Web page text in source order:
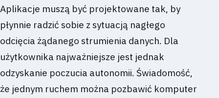
Aplikacje muszą być projektowane tak, by
płynnie radzić sobie z sytuacją nagłego
odcięcia żądanego strumienia danych. Dla
użytkownika najważniejsze jest jednak
odzyskanie poczucia autonomii. Świadomość,
że jednym ruchem można pozbawić komputer